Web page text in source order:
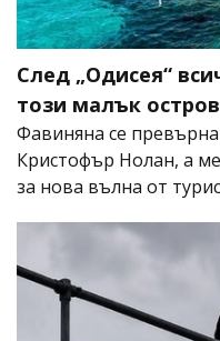
След „Одисея“
този малък
Фавиняна се
Кристофър Нолан, а
за нова вълна от